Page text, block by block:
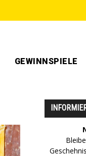
GEWINNSPIELE